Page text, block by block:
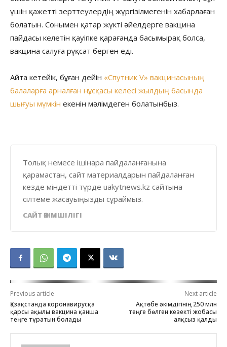
үшін қажетті зерттеулердің жүргізілмегенін хабарлаған
болатын. Сонымен қатар жүкті әйелдерге вакцина
пайдасы келетін қауіпке қарағанда басымырақ болса,
вакцина салуға рұқсат берген еді.
Айта кетейік, бұған дейін «Спутник V» вакцинасының
балаларға арналған нұсқасы келесі жылдың басында
шығуы мүмкін екенін мәлімдеген болатынбыз.
Толық немесе ішінара пайдаланғанына
қарамастан, сайт материалдарын пайдаланған
кезде міндетті түрде uakytnews.kz сайтына
сілтеме жасауыңызды сұраймыз.
САЙТ ӘКІМШІЛІГІ
Previous article
Қазақстанда коронавирусқа
қарсы ақылы вакцина қанша
теңге тұратын болады
Next article
Ақтөбе әкімдігінің 250 млн
теңге бөлген кезекті жобасы
аяқсыз қалды